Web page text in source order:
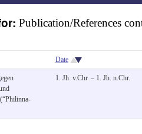
Publication/References
Date
1. Jh. v.Chr. – 1. Jh. n.Chr.